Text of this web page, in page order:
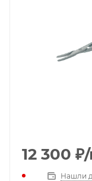
12 300 ₽
Нашли